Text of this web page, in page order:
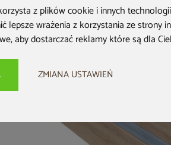
z plików cookie i innych
lepsze wrażenia z korzystania ze strony
,aby dostarczać reklamy które są dla
ZMIANA USTAWIEŃ